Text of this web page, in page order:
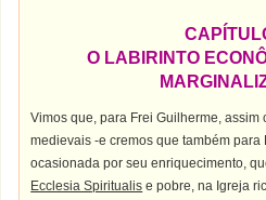
O LABIRINTO
Vimos que, para Frei Guilherme, assim
medievais -e cremos que também
ocasionada por seu enriquecimento,
Ecclesia Spiritualis e pobre, na Igreja